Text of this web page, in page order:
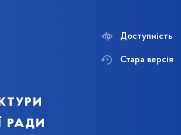
ради
Доступність
Стара версія